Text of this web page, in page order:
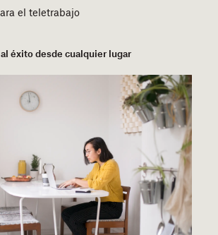
el teletrabajo
éxito desde cualquier lugar